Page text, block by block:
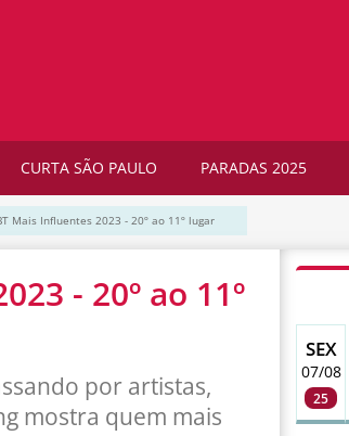
CURTA SÃO PAULO PARADAS 2025
Mais Influentes 2023 - 20º ao 11º lugar
- 20º ao 11º
por artistas,
mostra quem mais
SEX
07/08
25